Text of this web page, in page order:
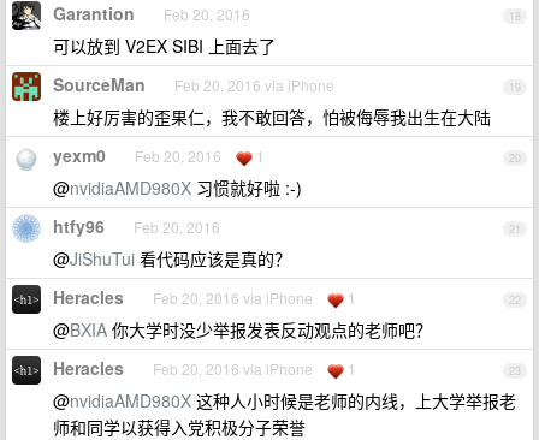
18
Garantion Feb 20, 2016
可以放到 V2EX SIBI 上面去了
19
SourceMan Feb 20, 2016 via iPhone
楼上好厉害的歪果仁，我不敢回答，怕被侮辱我出生在大陆
20
yexm0 Feb 20, 2016 1
@nvidiaAMD980X 习惯就好啦 :-)
21
htfy96 Feb 20, 2016
@JiShuTui 看代码应该是真的？
22
Heracles Feb 20, 2016 via iPhone 1
@BXIA 你大学时没少举报发表反动观点的老师吧？
23
Heracles Feb 20, 2016 via iPhone 1
@nvidiaAMD980X 这种人小时候是老师的内线，上大学举报老
师和同学以获得入党积极分子荣誉